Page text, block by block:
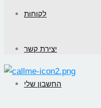
לקוחות
יצירת קשר
החשבון שלי